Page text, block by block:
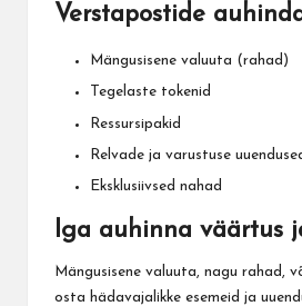
Verstapostide
Mängusisene valuuta (rahad)
Tegelaste tokenid
Ressursipakid
Relvade ja varustuse
Eksklusiivsed nahad
Iga auhinna väärtus
Mängusisene valuuta, nagu rahad,
osta hädavajalikke esemeid ja